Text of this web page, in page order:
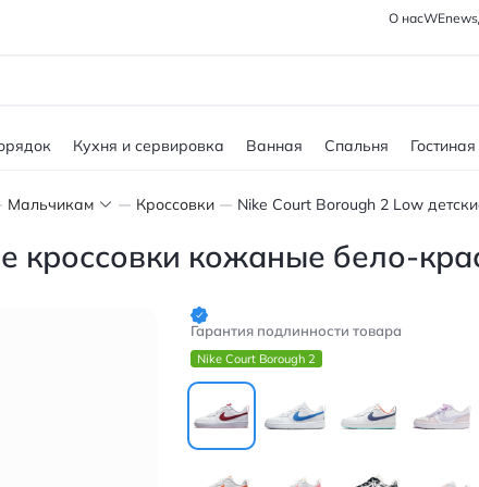
О насWEnews
Кухня и сервировка Ванная Спальня Гостиная
Мальчикам Кроссовки
кроссовки кожаные бело-
Гарантия подлинности товара
Nike Court Borough 2